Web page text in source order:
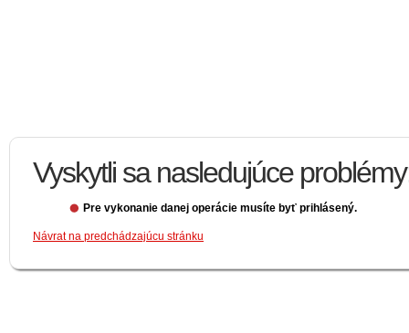
Vyskytli sa nasledujúce
Pre vykonanie danej operácie musíte byť prihlásený.
Návrat na predchádzajúcu stránku